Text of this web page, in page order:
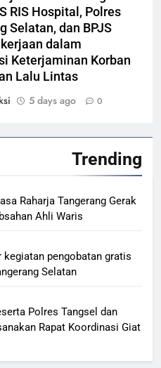
RIS Hospital, Polres
Selatan, dan BPJS
dalam
Keterjaminan Korban
Lalu Lintas
5 days ago 0
Trending
Raharja Tangerang Gerak
Ahli Waris
pengobatan gratis
Selatan
Polres Tangsel dan
Rapat Koordinasi Giat